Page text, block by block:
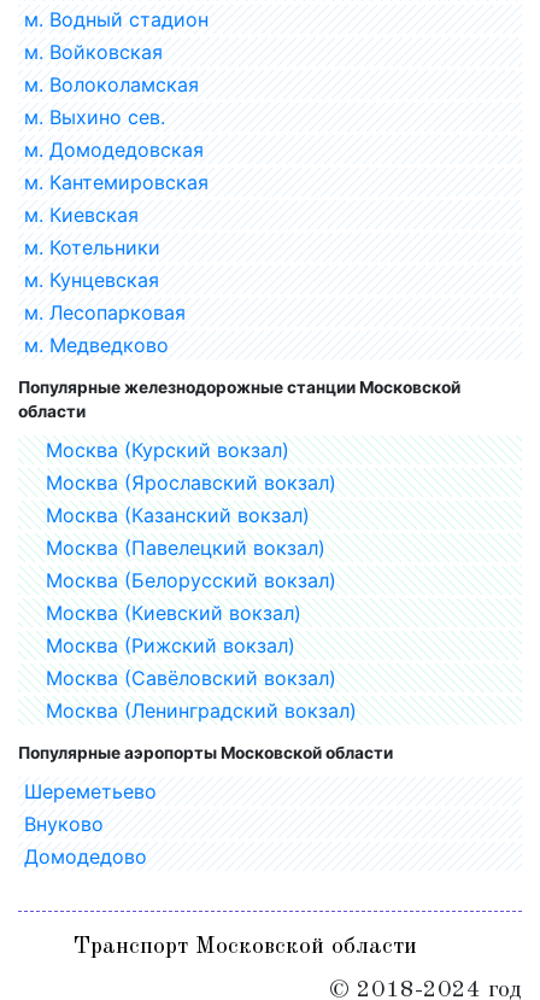
м. Водный стадион
м. Войковская
м. Волоколамская
м. Выхино сев.
м. Домодедовская
м. Кантемировская
м. Киевская
м. Котельники
м. Кунцевская
м. Лесопарковая
м. Медведково
Популярные железнодорожные станции Московской
области
Москва (Курский вокзал)
Москва (Ярославский вокзал)
Москва (Казанский вокзал)
Москва (Павелецкий вокзал)
Москва (Белорусский вокзал)
Москва (Киевский вокзал)
Москва (Рижский вокзал)
Москва (Савёловский вокзал)
Москва (Ленинградский вокзал)
Популярные аэропорты Московской области
Шереметьево
Внуково
Домодедово
Транспорт Московской области
© 2018-2024 год